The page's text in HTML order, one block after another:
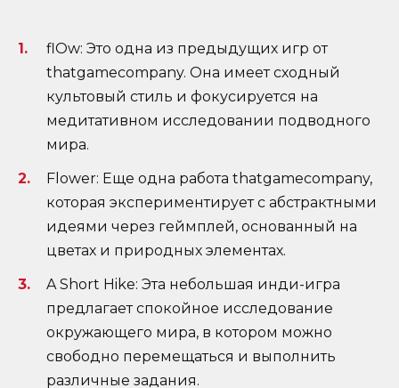
flOw: Это одна из предыдущих игр от
thatgamecompany. Она имеет сходный
культовый стиль и фокусируется на
медитативном исследовании подводного
мира.
Flower: Еще одна работа thatgamecompany,
которая экспериментирует с абстрактными
идеями через геймплей, основанный на
цветах и природных элементах.
A Short Hike: Эта небольшая инди-игра
предлагает спокойное исследование
окружающего мира, в котором можно
свободно перемещаться и выполнить
различные задания.